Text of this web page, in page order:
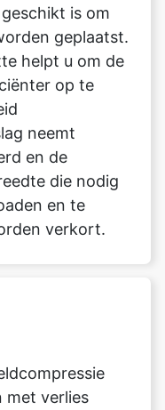
op te
neemt
en de
die nodig
en te
verkort.
verlies
om de grootte
te
koste gaat